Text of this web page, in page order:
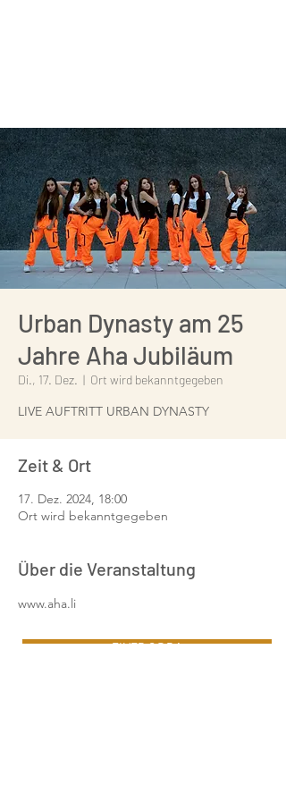
Urban Dynasty am 25
Jahre Aha Jubiläum
Di., 17. Dez.
  |
Ort wird bekanntgegeben
LIVE AUFTRITT URBAN DYNASTY
Zeit & Ort
17. Dez. 2024, 18:00
Ort wird bekanntgegeben
Über die Veranstaltung
www.aha.li
FLYER SOBA